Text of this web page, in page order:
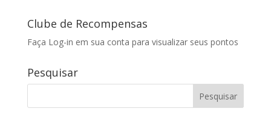
Clube de Recompensas
Faça Log-in em sua conta para visualizar seus pontos
Pesquisar